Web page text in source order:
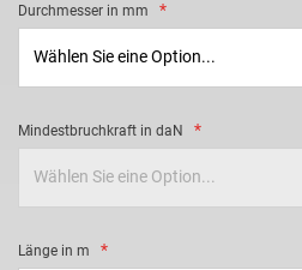
Durchmesser in mm
Mindestbruchkraft in daN
Länge in m